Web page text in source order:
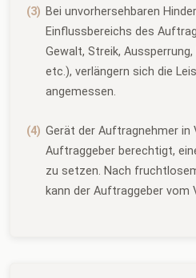
Bei unvorhersehbaren
Einflussbereichs des
Gewalt, Streik,
etc.), verlängern sich die
angemessen.
Gerät der Auftragnehmer in
Auftraggeber berechtigt,
zu setzen. Nach
kann der Auftraggeber vom